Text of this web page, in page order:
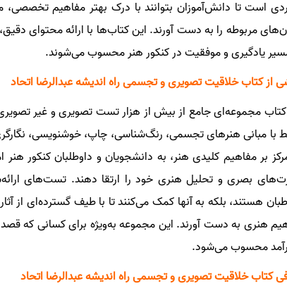
است تا دانش‌آموزان بتوانند با درک بهتر مفاهیم
مربوطه را به دست آورند. این کتاب‌ها با ارائه محتوای
یادگیری و موفقیت در کنکور هنر محسوب می‌شوند.
از کتاب خلاقیت تصویری و تجسمی راه اندیشه عبدالرضا اتحاد
مجموعه‌ای جامع از بیش از هزار تست تصویری و غیر
با مبانی هنرهای تجسمی، رنگ‌شناسی، چاپ، خوشنویسی،
بر مفاهیم کلیدی هنر، به دانشجویان و داوطلبان کنکور
بصری و تحلیل هنری خود را ارتقا دهند. تست‌های
هستند، بلکه به آنها کمک می‌کنند تا با طیف گسترده‌ای از
هنری به دست آورند. این مجموعه به‌ویژه برای کسانی که
محسوب می‌شود.
کتاب خلاقیت تصویری و تجسمی راه اندیشه عبدالرضا اتحاد